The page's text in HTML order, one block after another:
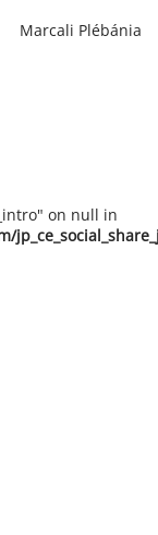
Marcali Plébánia
on null in